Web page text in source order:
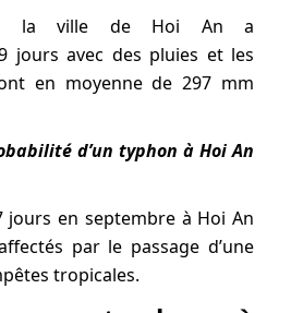
la ville de Hoi An a
jours avec des pluies et les
en moyenne de 297 mm
d’un typhon à Hoi An
jours en septembre à Hoi An
par le passage d’une
tropicales.